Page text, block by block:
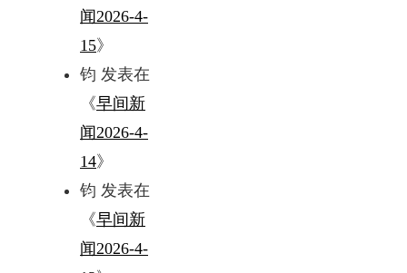
闻2026-4-
15》
钧 发表在
《早间新
闻2026-4-
14》
钧 发表在
《早间新
闻2026-4-